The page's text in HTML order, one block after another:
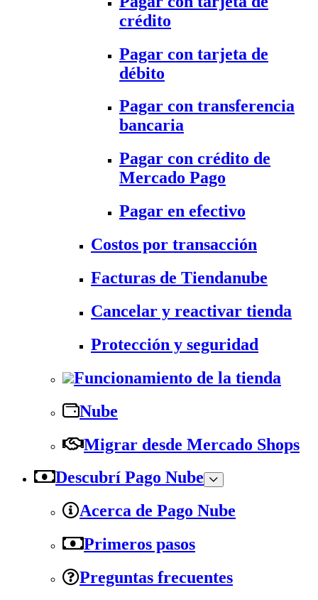
crédito
Pagar con tarjeta de
débito
Pagar con transferencia
bancaria
Pagar con crédito de
Mercado Pago
Pagar en efectivo
Costos por transacción
Facturas de Tiendanube
Cancelar y reactivar tienda
Protección y seguridad
Funcionamiento de la tienda
Nube
Migrar desde Mercado Shops
Descubrí Pago Nube
Acerca de Pago Nube
Primeros pasos
Preguntas frecuentes